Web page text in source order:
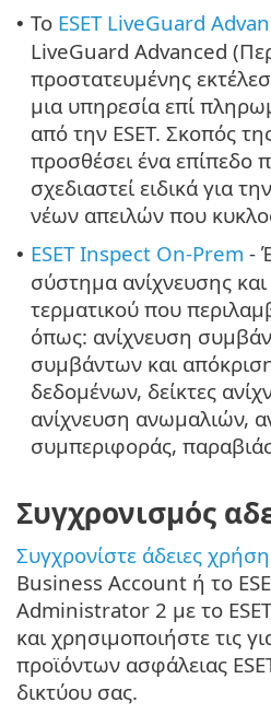
• Το ESET LiveGuard
LiveGuard Advanced
προστατευμένης
μια υπηρεσία επί
από την ESET. Σκοπός
προσθέσει ένα επίπεδο
σχεδιαστεί ειδικά για
νέων απειλών που
• ESET Inspect On-Prem -
σύστημα ανίχνευσης
τερματικού που
όπως: ανίχνευση
συμβάντων και
δεδομένων, δείκτες
ανίχνευση ανωμαλιών,
συμπεριφοράς,
Συγχρονισμός
Συγχρονίστε άδειες
Business Account ή το
Administrator 2 με το
και χρησιμοποιήστε τις
προϊόντων ασφάλειας
δικτύου σας.